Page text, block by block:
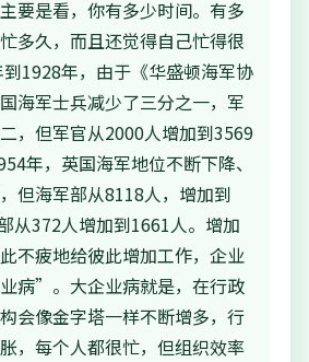
要是看，你有多少时间。有多
多久，而且还觉得自己忙得很
1928年，由于《华盛顿海军协
海军士兵减少了三分之一，军
，但军官从2000人增加到3569
年，英国海军地位不断下降、
但海军部从8118人，增加到
从372人增加到1661人。增加
不疲地给彼此增加工作，企业
病”。大企业病就是，在行政
会像金字塔一样不断增多，行
，每个人都很忙，但组织效率